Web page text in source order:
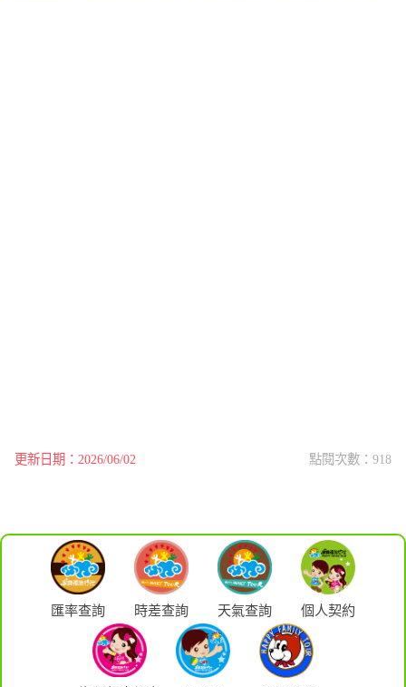
更新日期：2026/06/02 點閱次數：918
匯率查詢 時差查詢 天氣查詢 個人契約